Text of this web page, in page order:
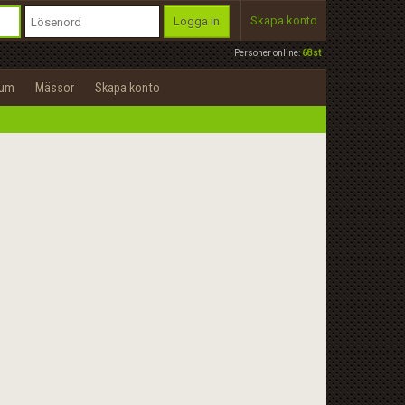
Personer online:68st
Logga in Skapa konto
Mässor Skapa konto